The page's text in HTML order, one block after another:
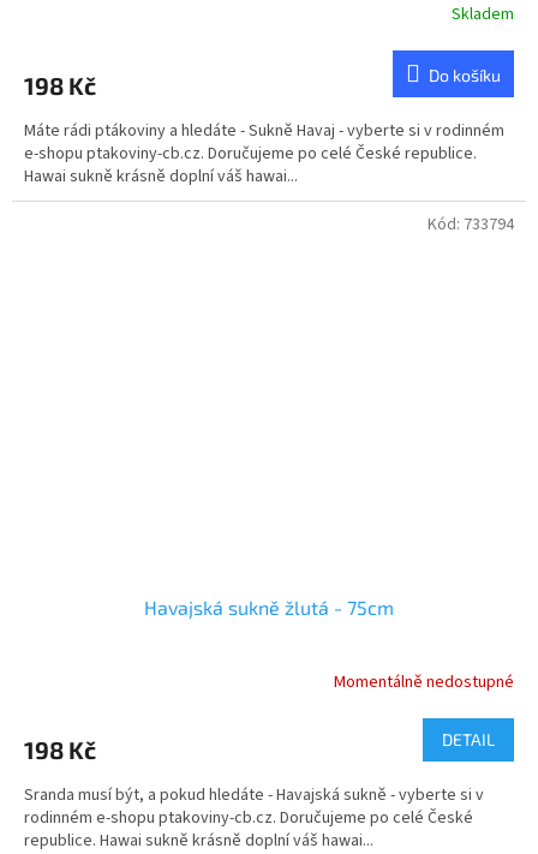
Skladem
198 Kč Do košíku
Máte rádi ptákoviny a hledáte - Sukně Havaj - vyberte si v rodinném
e-shopu ptakoviny-cb.cz. Doručujeme po celé České republice.
Hawai sukně krásně doplní váš hawai...
Havajská sukně žlutá - 75cm
Momentálně nedostupné
198 Kč DETAIL
Sranda musí být, a pokud hledáte - Havajská sukně - vyberte si v
rodinném e-shopu ptakoviny-cb.cz. Doručujeme po celé České
republice. Hawai sukně krásně doplní váš hawai...
Kód: 733794